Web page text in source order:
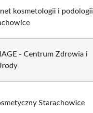
kosmetologii i podologii
- Centrum Zdrowia i
Starachowice